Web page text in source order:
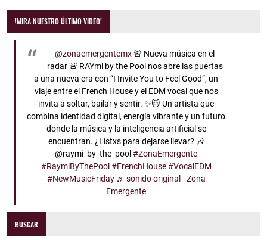
!MIRA NUESTRO ÚLTIMO VIDEO!
@zonaemergentemx🚨 Nueva música en el
radar 🚨 RAYmi by the Pool nos abre las puertas
a una nueva era con “I Invite You to Feel Good”, un
viaje entre el French House y el EDM vocal que nos
invita a soltar, bailar y sentir. ✨🐱 Un artista que
combina identidad digital, energía vibrante y un futuro
donde la música y la inteligencia artificial se
encuentran. ¿Listxs para dejarse llevar? 🎶
@raymi_by_the_pool#ZonaEmergente
#RaymiByThePool #FrenchHouse #VocalEDM
#NewMusicFriday ♬ sonido original - Zona
Emergente
BUSCAR